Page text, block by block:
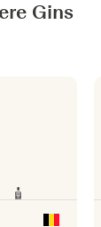
Gins